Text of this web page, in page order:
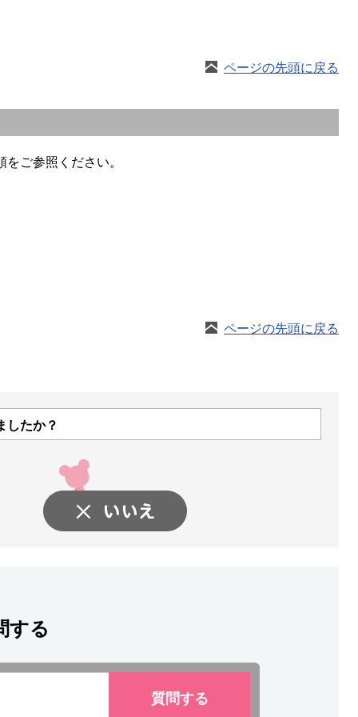
ページの先頭に戻る
ご参照ください。
ページの先頭に戻る
したか？
する
質問する